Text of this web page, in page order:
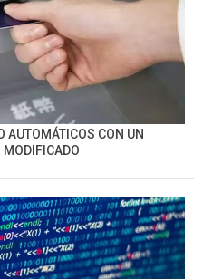
AUTOMÁTICOS CON UN
MODIFICADO